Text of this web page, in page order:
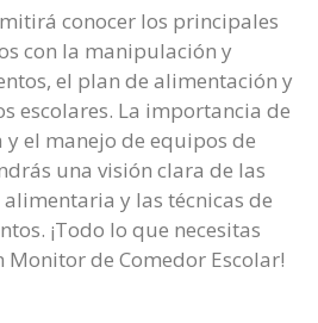
conocer los principales
con la manipulación y
el plan de alimentación y
escolares. La importancia de
el manejo de equipos de
una visión clara de las
y las técnicas de
¡Todo lo que necesitas
de Comedor Escolar!